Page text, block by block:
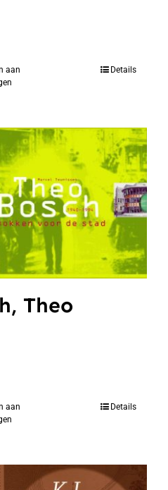
aan
Details
Theo
aan
Details